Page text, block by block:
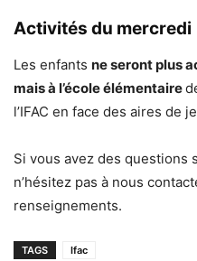
Activités du mercredi
Les enfants ne seront plus
mais à l’école élémentaire
l’IFAC en face des aires de
Si vous avez des questions
n’hésitez pas à nous
renseignements.
TAGS Ifac